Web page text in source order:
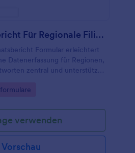
Monatlicher Bericht Für Regionale Filialleitung Fragebogen
Formular erleichtert
Datenerfassung für Regionen,
zentral und unterstützt
Region und Zentrale.
verwenden
Vorschau